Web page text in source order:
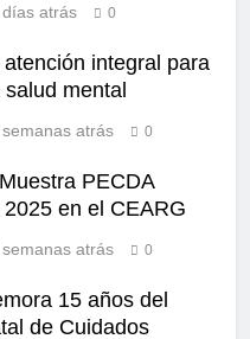
atrás 0
integral para
mental
atrás 0
PECDA
en el CEARG
atrás 0
15 años del
de Cuidados